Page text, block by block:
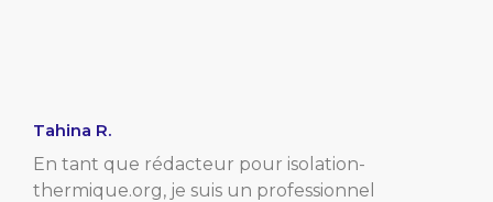
Tahina R.
En tant que rédacteur pour isolation-
thermique.org, je suis un professionnel